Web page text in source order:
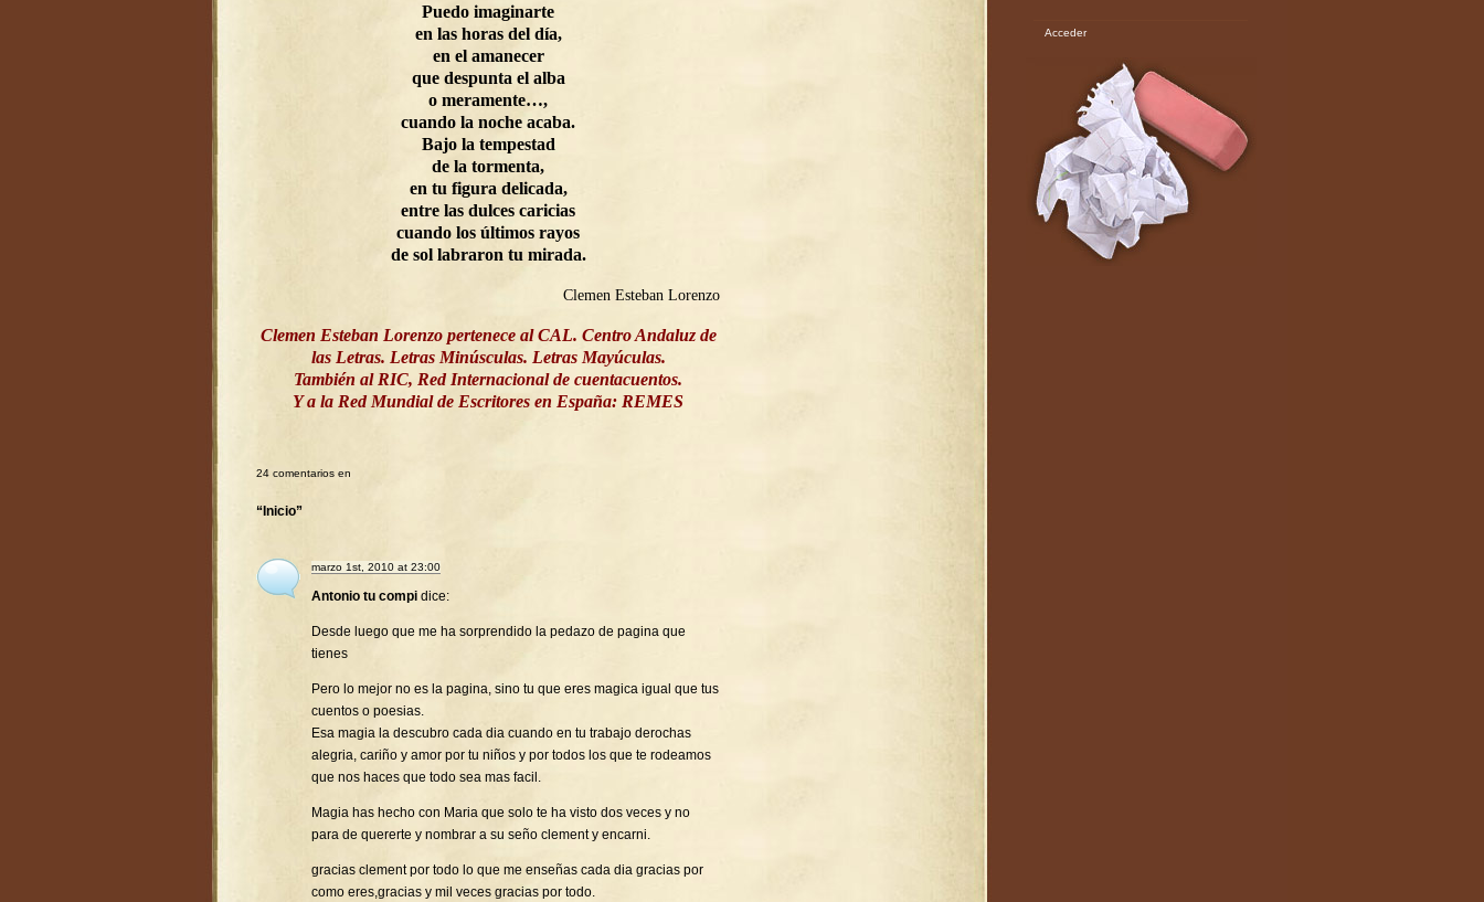
Puedo imaginarte
en las horas del día,
en el amanecer
que despunta el alba
o meramente…,
cuando la noche acaba.
Bajo la tempestad
de la tormenta,
en tu figura delicada,
entre las dulces caricias
cuando los últimos rayos
de sol labraron tu mirada.
Clemen Esteban Lorenzo
Clemen Esteban Lorenzo pertenece al CAL. Centro Andaluz de
las Letras. Letras Minúsculas. Letras Mayúculas.
También al RIC, Red Internacional de cuentacuentos.
Y a la Red Mundial de Escritores en España: REMES
24 comentarios en
“Inicio”
marzo 1st, 2010 at 23:00
Antonio tu compi dice:
Desde luego que me ha sorprendido la pedazo de pagina que
tienes
Pero lo mejor no es la pagina, sino tu que eres magica igual que tus
cuentos o poesias.
Esa magia la descubro cada dia cuando en tu trabajo derochas
alegria, cariño y amor por tu niños y por todos los que te rodeamos
que nos haces que todo sea mas facil.
Magia has hecho con Maria que solo te ha visto dos veces y no
para de quererte y nombrar a su seño clement y encarni.
gracias clement por todo lo que me enseñas cada dia gracias por
como eres,gracias y mil veces gracias por todo.
Acceder